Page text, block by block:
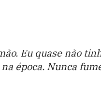
Eu quase não
época. Nunca